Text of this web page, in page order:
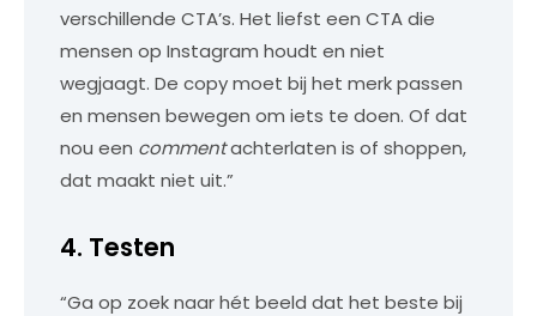
verschillende CTA’s. Het liefst een CTA die
mensen op Instagram houdt en niet
wegjaagt. De copy moet bij het merk passen
en mensen bewegen om iets te doen. Of dat
nou een commentachterlaten is of shoppen,
dat maakt niet uit.”
4. Testen
“Ga op zoek naar hét beeld dat het beste bij